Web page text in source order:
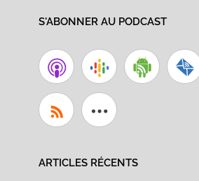
S'ABONNER AU PODCAST
ARTICLES RÉCENTS